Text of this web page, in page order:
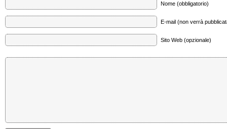
Nome (obbligatorio)
E-mail (non verrà
Sito Web (opzionale)